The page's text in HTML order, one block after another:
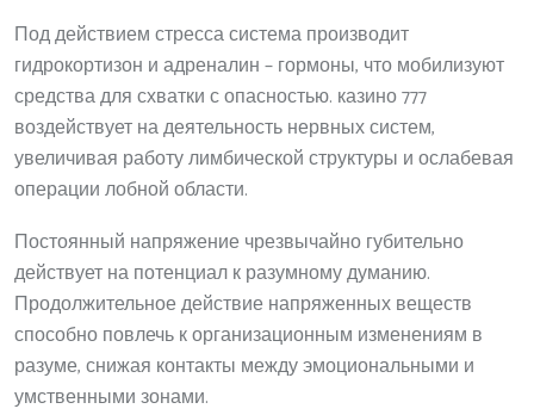
Под действием стресса система производит
гидрокортизон и адреналин – гормоны, что мобилизуют
средства для схватки с опасностью. казино 777
воздействует на деятельность нервных систем,
увеличивая работу лимбической структуры и ослабевая
операции лобной области.
Постоянный напряжение чрезвычайно губительно
действует на потенциал к разумному думанию.
Продолжительное действие напряженных веществ
способно повлечь к организационным изменениям в
разуме, снижая контакты между эмоциональными и
умственными зонами.